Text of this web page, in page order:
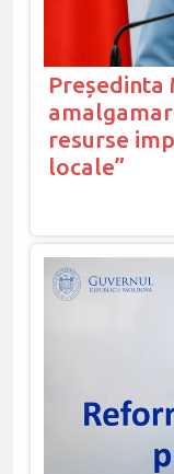
Președinta
resurse
locale”